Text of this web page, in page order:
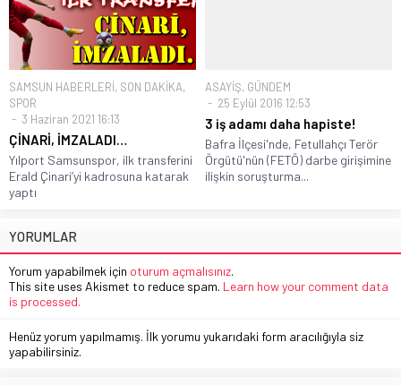
SAMSUN HABERLERİ, SON DAKİKA,
SPOR
3 Haziran 2021 16:13
ÇİNARİ, İMZALADI…
Yılport Samsunspor, ilk transferini
Erald Çinari’yi kadrosuna katarak
yaptı
ASAYİŞ, GÜNDEM
25 Eylül 2016 12:53
3 iş adamı daha hapiste!
Bafra İlçesi'nde, Fetullahçı Terör
Örgütü'nün (FETÖ) darbe girişimine
ilişkin soruşturma...
YORUMLAR
Yorum yapabilmek için oturum açmalısınız.
This site uses Akismet to reduce spam. Learn how your comment data
is processed.
Henüz yorum yapılmamış. İlk yorumu yukarıdaki form aracılığıyla siz
yapabilirsiniz.